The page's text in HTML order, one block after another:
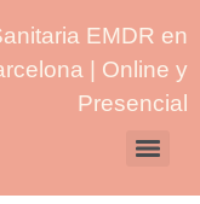
EMDR en
| Online y
Presencial